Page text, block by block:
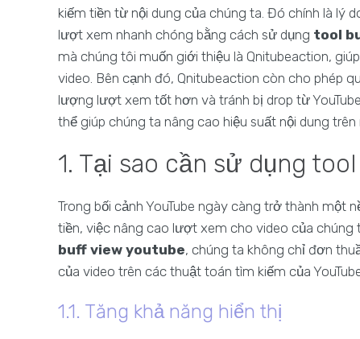
kiếm tiền từ nội dung của chúng ta. Đó chính là lý
lượt xem nhanh chóng bằng cách sử dụng tool
mà chúng tôi muốn giới thiệu là Qnitubeaction,
video. Bên cạnh đó, Qnitubeaction còn cho phép
lượng lượt xem tốt hơn và tránh bị drop từ
thể giúp chúng ta nâng cao hiệu suất nội dung
1. Tại sao cần sử dụng
Trong bối cảnh YouTube ngày càng trở thành một
tiền, việc nâng cao lượt xem cho video của chúng
buff view youtube, chúng ta không chỉ đơn
của video trên các thuật toán tìm kiếm của
1.1. Tăng khả năng hiển thị